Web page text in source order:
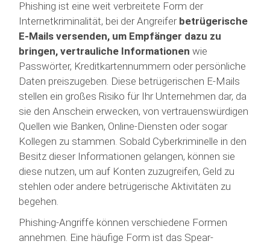
Phishing ist eine weit verbreitete Form der
Internetkriminalität, bei der Angreifer betrügerische
E-Mails versenden, um Empfänger dazu zu
bringen, vertrauliche Informationen wie
Passwörter, Kreditkartennummern oder persönliche
Daten preiszugeben. Diese betrügerischen E-Mails
stellen ein großes Risiko für Ihr Unternehmen dar, da
sie den Anschein erwecken, von vertrauenswürdigen
Quellen wie Banken, Online-Diensten oder sogar
Kollegen zu stammen. Sobald Cyberkriminelle in den
Besitz dieser Informationen gelangen, können sie
diese nutzen, um auf Konten zuzugreifen, Geld zu
stehlen oder andere betrügerische Aktivitäten zu
begehen.
Phishing-Angriffe können verschiedene Formen
annehmen. Eine häufige Form ist das Spear-